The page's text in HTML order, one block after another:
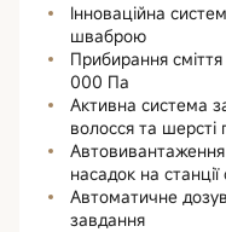
Інноваційна
шваброю
Прибирання
000 Па
Активна система
волосся та шерсті
Автовивантаження
насадок на
Автоматичне
завдання